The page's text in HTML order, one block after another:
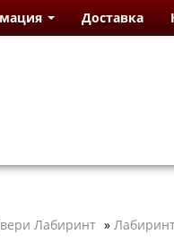
Доставка
Лабиринт »